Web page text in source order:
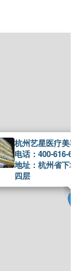
杭州艺星医疗美容
电话：400-616-
地址：杭州省下城
四层